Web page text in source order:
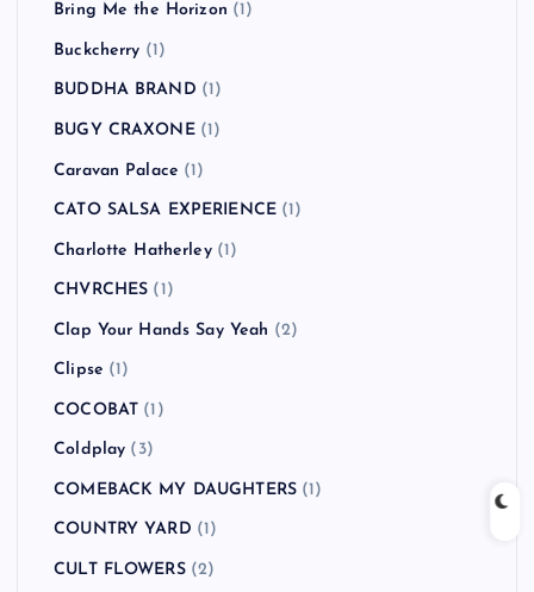
Bring Me the Horizon (1)
Buckcherry (1)
BUDDHA BRAND (1)
BUGY CRAXONE(1)
Caravan Palace (1)
CATO SALSA EXPERIENCE (1)
Charlotte Hatherley(1)
CHVRCHES (1)
Clap Your Hands Say Yeah (2)
Clipse (1)
COCOBAT (1)
Coldplay (3)
COMEBACK MY DAUGHTERS (1)
COUNTRY YARD (1)
CULT FLOWERS(2)